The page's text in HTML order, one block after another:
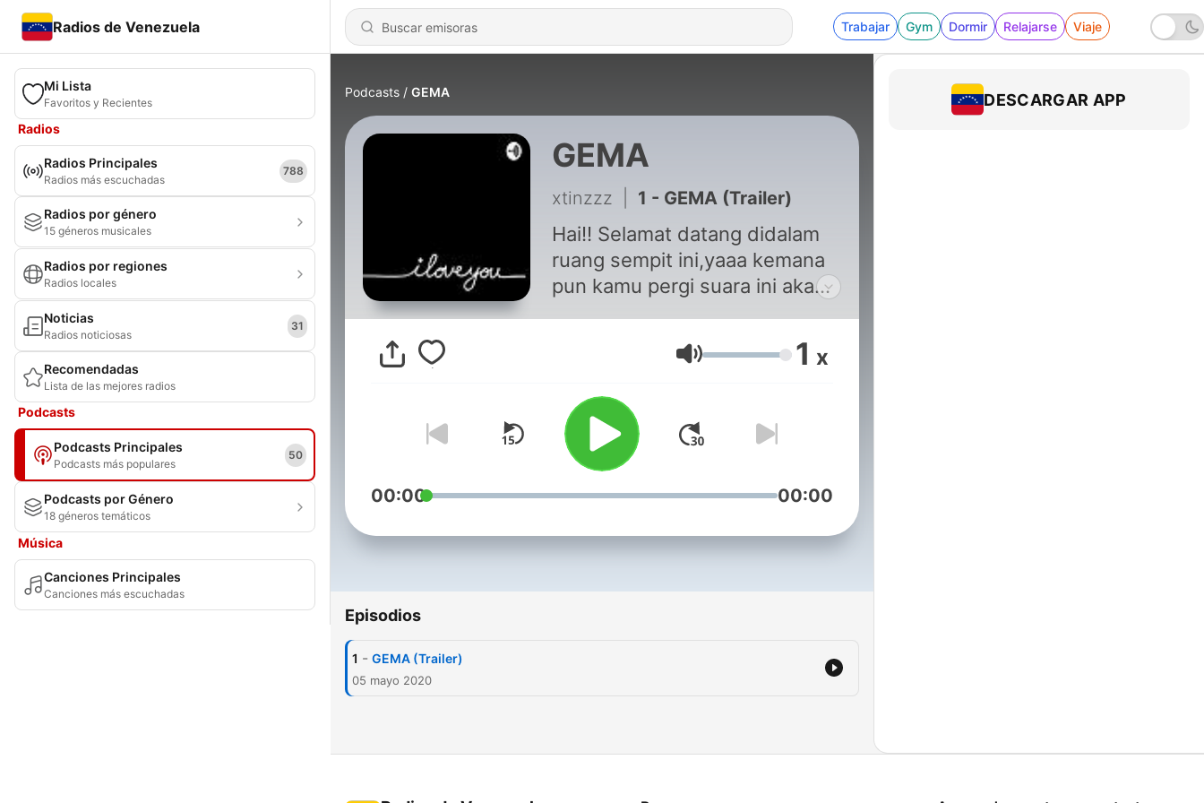
Radios de Venezuela Trabajar Gym Dormir Relajarse Viaje
Mi Lista
Favoritos y Recientes
Radios
Radios Principales
Radios más escuchadas
788
Radios por género
15 géneros musicales
Radios por regiones
Radios locales
Noticias
Radios noticiosas
31
Recomendadas
Lista de las mejores radios
Podcasts
Podcasts Principales
Podcasts más populares
50
Podcasts por Género
18 géneros temáticos
Música
Canciones Principales
Canciones más escuchadas
Podcasts GEMA
GEMA
xtinzzz 1 - GEMA (Trailer)
Hai!! Selamat datang didalam
ruang sempit ini,yaaa kemana
pun kamu pergi suara ini akan
menikmati waktu yang singkat
ini dan semoga kalian senang
dalam hidup aku,kamu dan kita
semua!!!! panggil aku gema
yaaaa..... love you
Volumen 1 x
00:00 00:00
Episodios
1 - GEMA (Trailer)
05 mayo 2020
DESCARGAR APP